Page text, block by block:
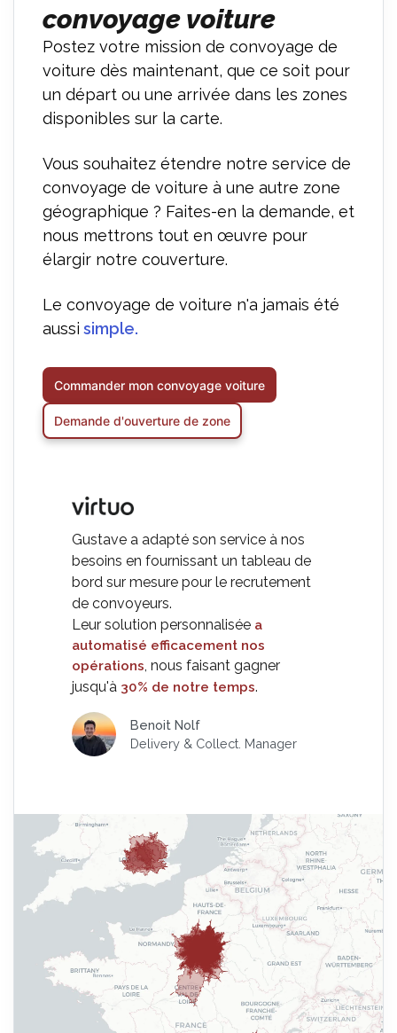
convoyage voiture
Postez votre mission de convoyage de
voiture dès maintenant, que ce soit pour
un départ ou une arrivée dans les zones
disponibles sur la carte.
Vous souhaitez étendre notre service de
convoyage de voiture à une autre zone
géographique ? Faites-en la demande, et
nous mettrons tout en œuvre pour
élargir notre couverture.
Le convoyage de voiture n'a jamais été
aussi simple.
Commander mon convoyage voiture
Demande d'ouverture de zone
Gustave a adapté son service à nos
besoins en fournissant un tableau de
bord sur mesure pour le recrutement
de convoyeurs.
Leur solution personnalisée a
automatisé efficacement nos
opérations, nous faisant gagner
jusqu'à 30% de notre temps.
Benoit Nolf
Delivery & Collect. Manager